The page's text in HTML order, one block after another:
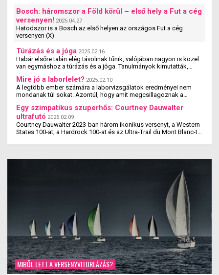
Bosch: háromszor a Föld körül – első hely a Fut a cég
versenyen! 2025.04.27
Hatodszor is a Bosch az első helyen az országos Fut a cég
versenyen (X)
Túrázás és a jóga 2025.02.16
Habár elsőre talán elég távolinak tűnik, valójában nagyon is közel
van egymáshoz a túrázás és a jóga. Tanulmányok kimutatták,
Mire jó a laborlelet? 2025.02.10
A legtöbb ember számára a laborvizsgálatok eredményei nem
mondanak túl sokat. Azontúl, hogy amit megcsillagoznak a
Egy szimpatikus szuperhős: Courtney Dauwalter
ultrafutó 2025.02.09
Courtney Dauwalter 2023-ban három ikonikus versenyt, a Western
States 100-at, a Hardrock 100-at és az Ultra-Trail du Mont Blanc-t
MIBŐL LETT A VERSENYVITORLÁZÁS?